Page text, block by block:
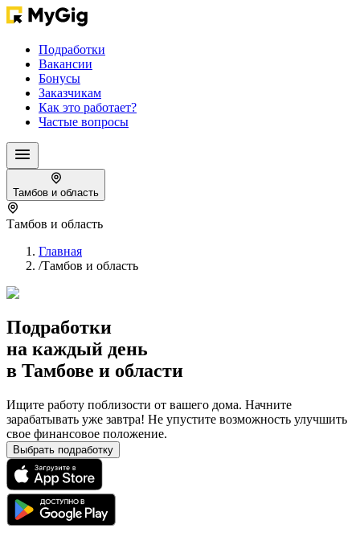
Подработки
Вакансии
Бонусы
Заказчикам
Как это работает?
Частые вопросы
Тамбов и область
Тамбов и область
Главная
/Тамбов и область
Подработки
на каждый день
в Тамбове и области
Ищите работу поблизости от вашего дома. Начните
зарабатывать уже завтра! Не упустите возможность улучшить
свое финансовое положение.
Выбрать подработку